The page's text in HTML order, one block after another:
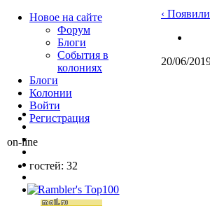
‹
20/06/
Новое на сайте
Форум
Блоги
События в
колониях
Блоги
Колонии
Войти
Peгиcтpaция
on-line
гостей: 32